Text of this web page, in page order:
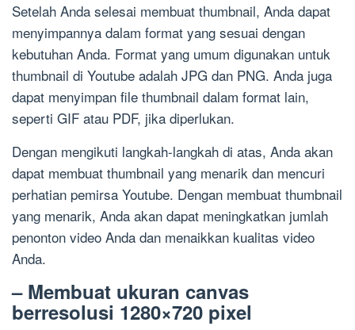
Setelah Anda selesai membuat thumbnail, Anda dapat
menyimpannya dalam format yang sesuai dengan
kebutuhan Anda. Format yang umum digunakan untuk
thumbnail di Youtube adalah JPG dan PNG. Anda juga
dapat menyimpan file thumbnail dalam format lain,
seperti GIF atau PDF, jika diperlukan.
Dengan mengikuti langkah-langkah di atas, Anda akan
dapat membuat thumbnail yang menarik dan mencuri
perhatian pemirsa Youtube. Dengan membuat thumbnail
yang menarik, Anda akan dapat meningkatkan jumlah
penonton video Anda dan menaikkan kualitas video
Anda.
– Membuat ukuran canvas
berresolusi 1280×720 pixel